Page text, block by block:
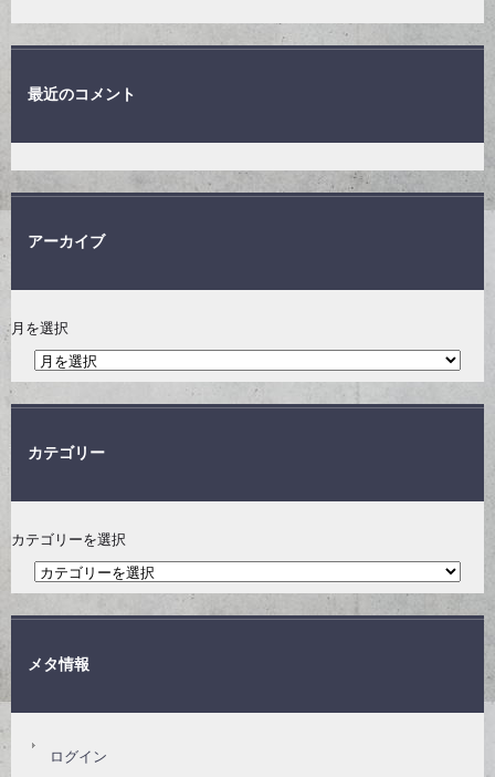
最近のコメント
アーカイブ
月を選択
カテゴリー
カテゴリーを選択
メタ情報
ログイン